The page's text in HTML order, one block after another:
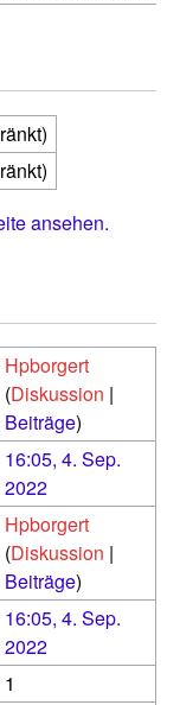
ansehen.
Hpborgert
(Diskussion |
Beiträge)
16:05, 4. Sep.
2022
Hpborgert
(Diskussion |
Beiträge)
16:05, 4. Sep.
2022
1